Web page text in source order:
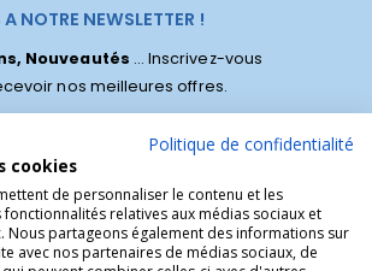
NOTRE NEWSLETTER !
Nouveautés ... Inscrivez-vous
nos meilleures offres.
Politique de confidentialité
cookies
de personnaliser le contenu et les
relatives aux médias sociaux et
Nous partageons également des informations sur
avec nos partenaires de médias sociaux, de